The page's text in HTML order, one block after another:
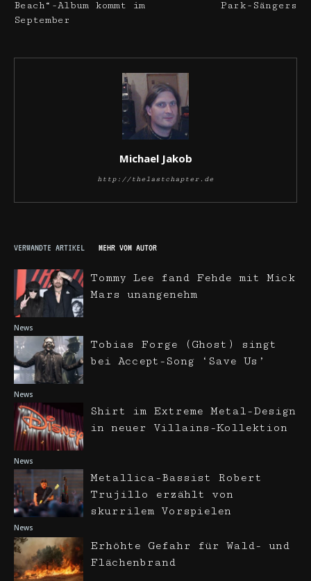
Beach“-Album kommt im
September
Park-Sängers
Michael Jakob
http://thelastchapter.de
VERWANDTE ARTIKEL MEHR VOM AUTOR
News
Tommy Lee fand Fehde mit Mick
Mars unangenehm
News
Tobias Forge (Ghost) singt
bei Accept-Song ‘Save Us’
News
Shirt im Extreme Metal-Design
in neuer Villains-Kollektion
News
Metallica-Bassist Robert
Trujillo erzählt von
skurrilem Vorspielen
Erhöhte Gefahr für Wald- und
Flächenbrand